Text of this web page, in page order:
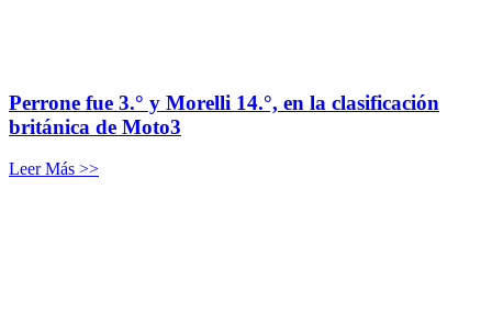
Perrone fue 3.° y Morelli 14.°, en la clasificación
británica de Moto3
Leer Más >>